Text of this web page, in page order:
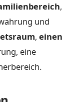
,
und
, einen
eine